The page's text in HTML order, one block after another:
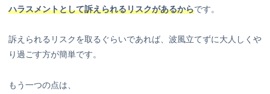
ハラスメントとして訴えられるリスクがあるからです。
訴えられるリスクを取るぐらいであれば、波風立てずに大人しくや
り過ごす方が簡単です。
もう一つの点は、